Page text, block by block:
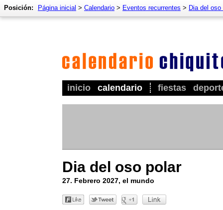
inicio calendario fiestas
Posición: Página inicial > Calendario > Eventos recurrentes > Dia del oso
Dia del oso polar
27. Febrero 2027, el mundo